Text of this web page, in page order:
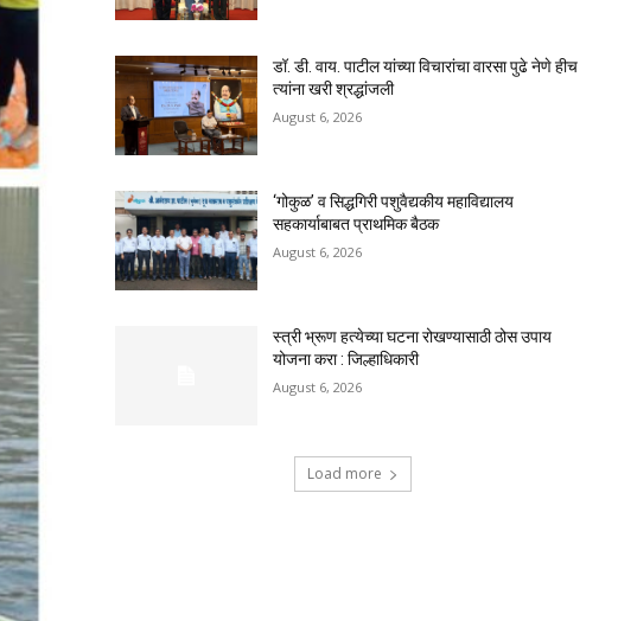
डॉ. डी. वाय. पाटील यांच्या विचारांचा वारसा पुढे नेणे हीच
त्यांना खरी श्रद्धांजली
August 6, 2026
‘गोकुळ’ व सिद्धगिरी पशुवैद्यकीय महाविद्यालय
सहकार्याबाबत प्राथमिक बैठक
August 6, 2026
स्त्री भ्रूण हत्येच्या घटना रोखण्यासाठी ठोस उपाय
योजना करा : जिल्हाधिकारी
August 6, 2026
Load more